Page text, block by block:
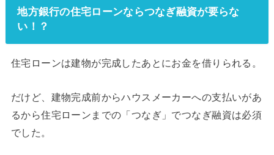
地方銀行の住宅ローンならつなぎ融資が要らな
い！？
住宅ローンは建物が完成したあとにお金を借りられる。
だけど、建物完成前からハウスメーカーへの支払いがあ
るから住宅ローンまでの「つなぎ」でつなぎ融資は必須
でした。